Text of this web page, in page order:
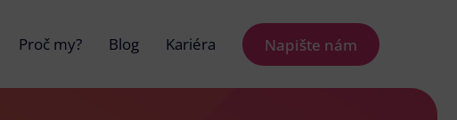
Proč my? Blog Kariéra Napište nám